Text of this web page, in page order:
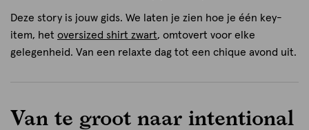
Deze story is jouw gids. We laten je zien hoe je één key-
item, het oversized shirt zwart, omtovert voor elke
gelegenheid. Van een relaxte dag tot een chique avond uit.
Van te groot naar intentional